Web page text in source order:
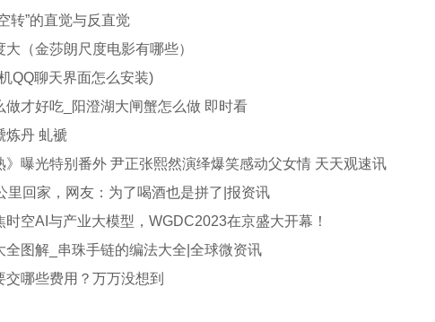
转”的直觉与反直觉
（金莎朗尺度电影有哪些）
QQ聊天界面怎么安装)
做才好吃_阳澄湖大闸蟹怎么做 即时看
炼丹 虬褫
》曝光特别番外 尹正张熙然演绎爆笑感动父女情 天天观速讯
里回家，网友：为了喝酒也是拼了|报资讯
时空AI与产业大模型，WGDC2023在京盛大开幕！
全图解_串珠手链的编法大全|全球微资讯
哪些费用？万万没想到